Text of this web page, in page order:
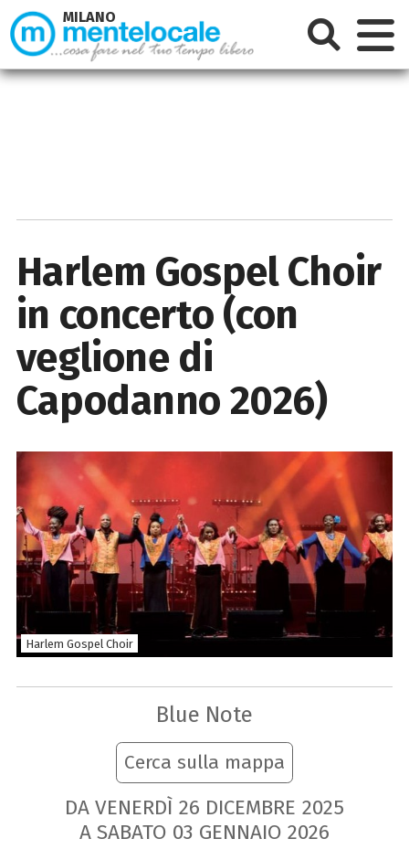
Harlem Gospel Choir
in concerto (con
veglione di
Capodanno 2026)
Harlem Gospel Choir
Blue Note
Cerca sulla mappa
DA VENERDÌ 26 DICEMBRE 2025
A SABATO 03 GENNAIO 2026
MILANO